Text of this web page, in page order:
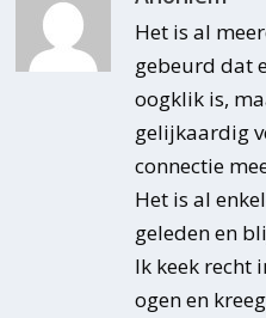
Het is al
gebeurd dat
oogklik is,
gelijkaardig
connectie
Het is al
geleden en
Ik keek recht
ogen en